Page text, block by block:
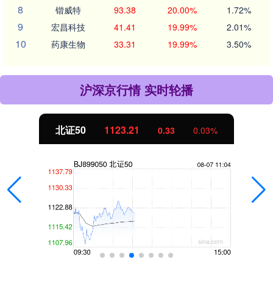
8 锴威特 93.38 20.00% 1.72%
9 宏昌科技 41.41 19.99% 2.01%
10 药康生物 33.31 19.99% 3.50%
沪深京行情 实时轮播
北证50 1123.21 0.33 0.03%